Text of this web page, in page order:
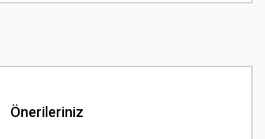
Önerileriniz